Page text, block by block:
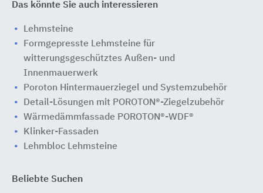
Das könnte Sie auch interessieren
Lehmsteine
Formgepresste Lehmsteine für
witterungsgeschütztes Außen- und
Innenmauerwerk
Poroton Hintermauerziegel und Systemzubehör
Detail-Lösungen mit POROTON®-Ziegelzubehör
Wärmedämmfassade POROTON®-WDF®
Klinker-Fassaden
Lehmbloc Lehmsteine
Beliebte Suchen